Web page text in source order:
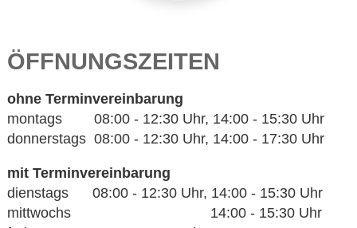
ÖFFNUNGSZEITEN
ohne Terminvereinbarung
montags 08:00 - 12:30 Uhr, 14:00 - 15:30 Uhr
donnerstags 08:00 - 12:30 Uhr, 14:00 - 17:30 Uhr
mit Terminvereinbarung
dienstags 08:00 - 12:30 Uhr, 14:00 - 15:30 Uhr
mittwochs 14:00 - 15:30 Uhr